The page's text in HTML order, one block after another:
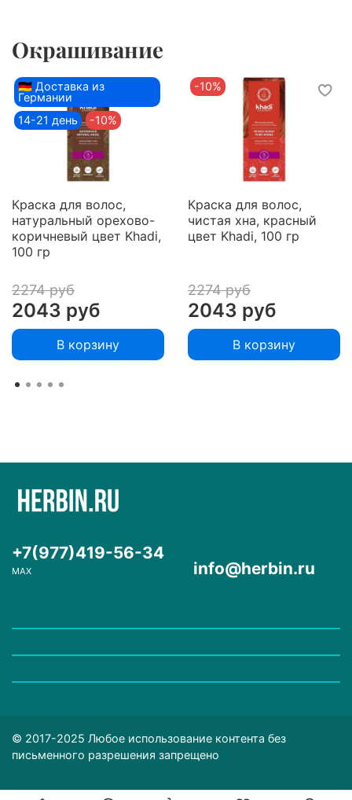
Окрашивание
🇩🇪 Доставка из
Германии
14-21 день
-10%
Краска для волос,
натуральный орехово-
коричневый цвет Khadi,
100 гр
2274 руб
2043 руб
В корзину
-10%
Краска для волос,
чистая хна, красный
цвет Khadi, 100 гр
2274 руб
2043 руб
В корзину
+7(977)419-56-34
MAX info@herbin.ru
© 2017-2025 Любое использование контента без
письменного разрешения запрещено